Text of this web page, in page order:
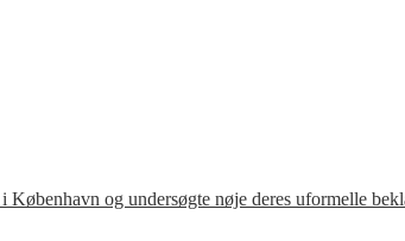
og undersøgte nøje deres uformelle